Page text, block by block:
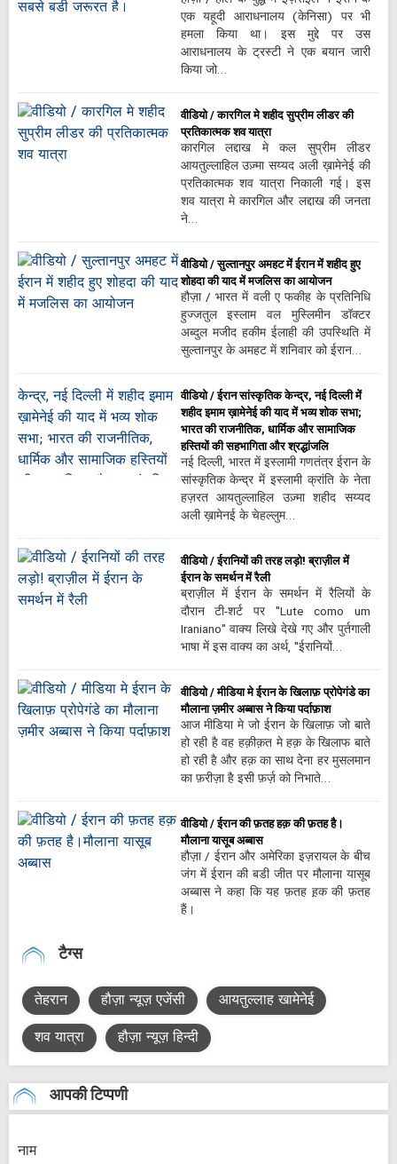
एक यहूदी आराधनालय (केनिसा) पर भी
हमला किया था। इस मुद्दे पर उस
आराधनालय के ट्रस्टी ने एक बयान जारी
किया जो…
वीडियो / कारगिल मे शहीद सुप्रीम लीडर की
प्रतिकात्मक शव यात्रा
कारगिल लद्दाख मे कल सुप्रीम लीडर
आयतुल्लाहिल उज़्मा सय्यद अली ख़ामेनेई की
प्रतिकात्मक शव यात्रा निकाली गई। इस
शव यात्रा मे कारगिल और लद्दाख की जनता
ने…
वीडियो / सुल्तानपुर अमहट में ईरान में शहीद हुए
शोहदा की याद में मजलिस का आयोजन
हौज़ा / भारत में वली ए फकीह के प्रतिनिधि
हुज्जतुल इस्लाम वल मुस्लिमीन डॉक्टर
अब्दुल मजीद हकीम ईलाही की उपस्थिति में
सुल्तानपुर के अमहट में शनिवार को ईरान…
वीडियो / ईरान सांस्कृतिक केन्द्र, नई दिल्ली में
शहीद इमाम ख़ामेनेई की याद में भव्य शोक सभा;
भारत की राजनीतिक, धार्मिक और सामाजिक
हस्तियों की सहभागिता और श्रद्धांजलि
नई दिल्ली, भारत में इस्लामी गणतंत्र ईरान के
सांस्कृतिक केन्द्र में इस्लामी क्रांति के नेता
हज़रत आयतुल्लाहिल उज़्मा शहीद सय्यद
अली ख़ामेनई के चेहल्लुम…
वीडियो / ईरानियों की तरह लड़ो! ब्राज़ील में
ईरान के समर्थन में रैली
ब्राज़ील में ईरान के समर्थन में रैलियों के
दौरान टी-शर्ट पर "Lute como um
Iraniano" वाक्य लिखे देखे गए और पुर्तगाली
भाषा में इस वाक्य का अर्थ, "ईरानियों…
वीडियो / मीडिया मे ईरान के खिलाफ़ प्रोपेगंडे का
मौलाना ज़मीर अब्बास ने किया पर्दाफ़ाश
आज मीडिया मे जो ईरान के खिलाफ़ जो बाते
हो रही है वह हक़ीक़त मे हक़ के खिलाफ बाते
हो रही है और हक़ का साथ देना हर मुसलमान
का फ़रीज़ा है इसी फ़र्ज़ को निभाते…
वीडियो / ईरान की फ़तह हक़ की फ़तह है।
मौलाना यासूब अब्बास
हौज़ा / ईरान और अमेरिका इज़रायल के बीच
जंग में ईरान की बडी जीत पर मौलाना यासूब
अब्बास ने कहा कि यह फ़तह ह़क की फ़तह
हैं।
टैग्स
तेहरान हौज़ा न्यूज़ एजेंसी
आयतुल्लाह खामेनेई
शव यात्रा
हौज़ा न्यूज़ हिन्दी
आपकी टिप्पणी
नाम